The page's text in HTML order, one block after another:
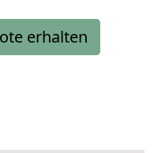
erhalten